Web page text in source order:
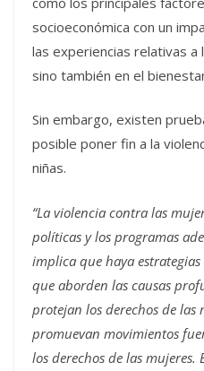
socioeconómica con un
las experiencias relativas a
sino también en el
Sin embargo, existen
posible poner fin a la
niñas.
“La violencia contra las
políticas y los programas
implica que haya
que aborden las causas
protejan los derechos de las
promuevan movimientos
los derechos de las mujeres.